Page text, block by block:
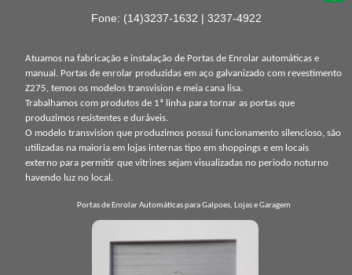
Fone: (14)3237-1632 | 3237-4922
Atuamos na fabricação e instalação de Portas de Enrolar automáticas e
manual. Portas de enrolar produzidas em aço galvanizado com revestimento
Z275, temos os modelos transvision e meia cana lisa.
Trabalhamos com produtos de 1ª linha para tornar as portas que
produzimos resistentes e duráveis.
O modelo transvision que produzimos possui funcionamento silencioso, são
utilizadas na maioria em lojas internas tipo em shoppings e em locais
externo para permitir que vitrines sejam visualizadas no periodo noturno
havendo luz no local.
Portas de Enrolar Automáticas para Galpoes, Lojas e Garagem